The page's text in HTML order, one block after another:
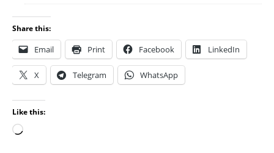
Share this:
Email Print Facebook LinkedIn
X Telegram WhatsApp
Like this: